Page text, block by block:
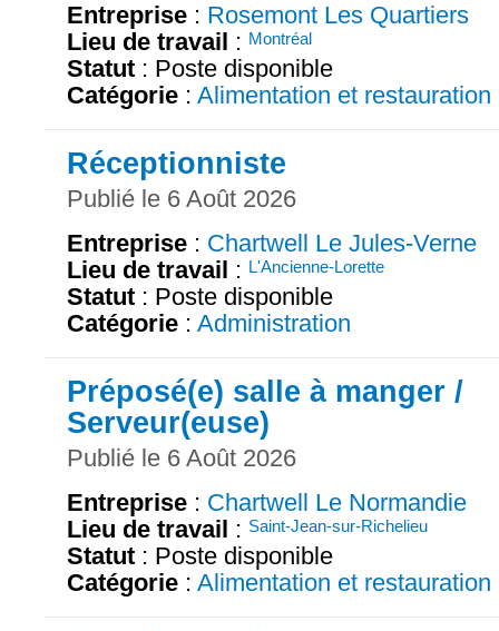
Entreprise : Rosemont Les Quartiers
Lieu de travail : Montréal
Statut : Poste disponible
Catégorie : Alimentation et restauration
Réceptionniste
Publié le 6 Août 2026
Entreprise : Chartwell Le Jules-Verne
Lieu de travail : L'Ancienne-Lorette
Statut : Poste disponible
Catégorie : Administration
Préposé(e) salle à manger /
Serveur(euse)
Publié le 6 Août 2026
Entreprise : Chartwell Le Normandie
Lieu de travail : Saint-Jean-sur-Richelieu
Statut : Poste disponible
Catégorie : Alimentation et restauration